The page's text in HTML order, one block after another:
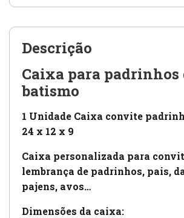
Descrição
Caixa para padrinhos
batismo
1 Unidade Caixa convite
24 x 12 x 9
Caixa personalizada para
lembrança de padrinhos, pais,
pajens, avos…
Dimensões da caixa: